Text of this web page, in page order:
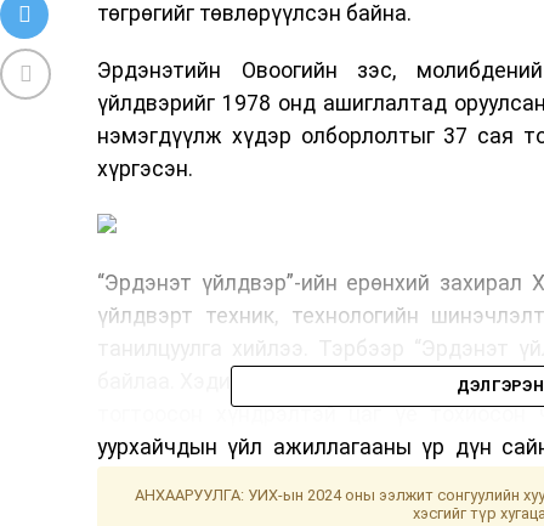
төгрөгийг төвлөрүүлсэн байна.
Эрдэнэтийн Овоогийн зэс,
үйлдвэрийг 1978 онд ашиглалтад
нэмэгдүүлж хүдэр олборлолтыг 37 сая
хүргэсэн.
“Эрдэнэт үйлдвэр”-ийн ерөнхий
үйлдвэрт техник, технологийн
байлаа. Хэдийгээр дэлхий нийтийг
тогтоосон хүндрэлтэй цаг үе
уурхайчдын үйл ажиллагааны үр дүн
хамгааллын дэглэм баримтлан, өндөр
АНХААРУУЛГА: УИХ-ын 2024 оны ээлжит сонгуулийн
хэсгийг түр